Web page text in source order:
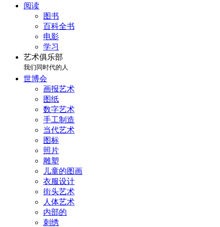
阅读
图书
百科全书
电影
学习
艺术俱乐部
我们同时代的人
世博会
画报艺术
图纸
数字艺术
手工制造
当代艺术
图标
照片
雕塑
儿童的图画
衣服设计
街头艺术
人体艺术
内部的
刺绣